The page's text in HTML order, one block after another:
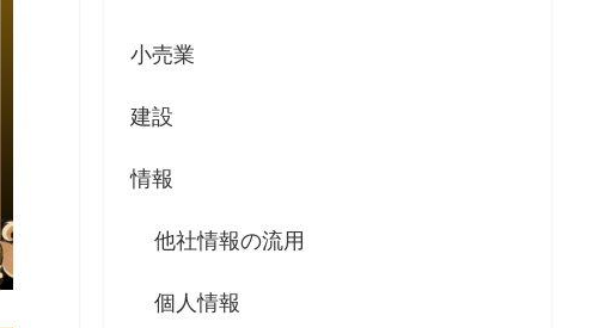
小売業
建設
情報
他社情報の流用
個人情報